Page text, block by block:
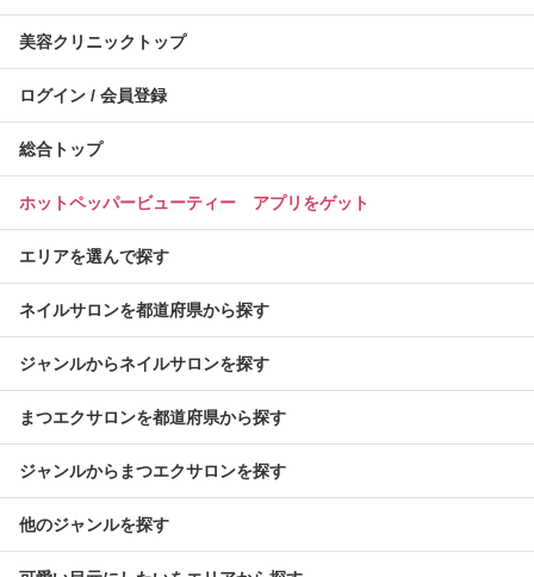
美容クリニックトップ
ログイン / 会員登録
総合トップ
ホットペッパービューティー アプリをゲット
エリアを選んで探す
ネイルサロンを都道府県から探す
ジャンルからネイルサロンを探す
まつエクサロンを都道府県から探す
ジャンルからまつエクサロンを探す
他のジャンルを探す